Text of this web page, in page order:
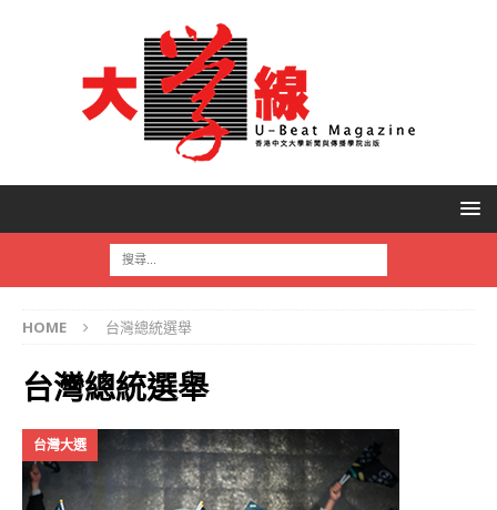
HOME 台灣總統選舉
台灣總統選舉
台灣大選